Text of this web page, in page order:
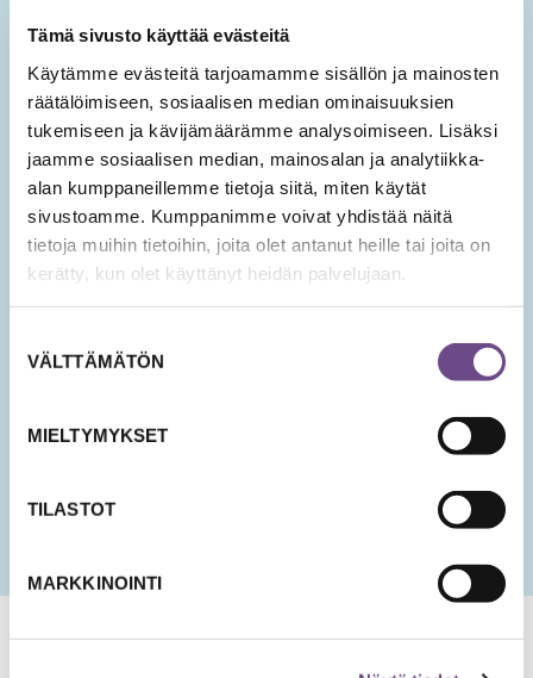
Tämä sivusto käyttää evästeitä
Käytämme evästeitä tarjoamamme sisällön ja mainosten
räätälöimiseen, sosiaalisen median ominaisuuksien
tukemiseen ja kävijämäärämme analysoimiseen. Lisäksi
jaamme sosiaalisen median, mainosalan ja analytiikka-
alan kumppaneillemme tietoja siitä, miten käytät
sivustoamme. Kumppanimme voivat yhdistää näitä
tietoja muihin tietoihin, joita olet antanut heille tai joita on
kerätty, kun olet käyttänyt heidän palvelujaan.
valinta
VÄLTTÄMÄTÖN
MIELTYMYKSET
TILASTOT
MARKKINOINTI
Tilaamalla sähköisen uutiskirjeen saat tietoa sivuston
uusista sisällöistä sekä ajankohtaisista mielen
hyvinvoinnin teemoista.
Tilaa Ikäopisto -uutiset
SÄHKÖPOSTIOSOITE *
uutisten lähettämistä varten.
KK
slash
slash